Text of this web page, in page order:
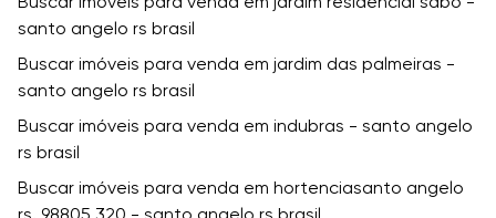
santo angelo rs brasil
Buscar imóveis para venda em jardim das palmeiras -
santo angelo rs brasil
Buscar imóveis para venda em indubras - santo angelo
rs brasil
Buscar imóveis para venda em hortenciasanto angelo